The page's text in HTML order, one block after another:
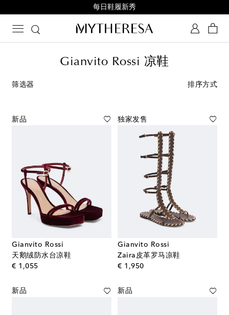
立即注册鞋履俱乐部
Gianvito Rossi 凉鞋
筛选器 排序方式
新品
Gianvito Rossi
天鹅绒防水台凉鞋
€ 1,055original price
独家发售
Gianvito Rossi
Zaira皮革罗马凉鞋
€ 1,950original price
新品 新品